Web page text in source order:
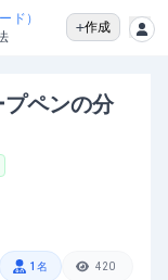
ド）
作成
ペンの分
1 名 420